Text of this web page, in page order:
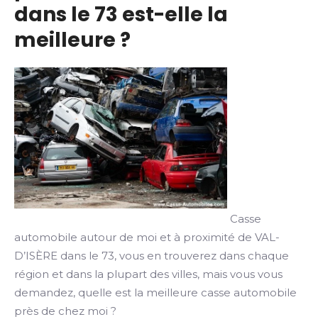
dans le 73 est-elle la
meilleure ?
Casse
automobile autour de moi et à proximité de VAL-
D’ISÈRE dans le 73, vous en trouverez dans chaque
région et dans la plupart des villes, mais vous vous
demandez, quelle est la meilleure casse automobile
près de chez moi ?